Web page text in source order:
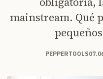
mainstream. Qué
PEPPERTOOLS